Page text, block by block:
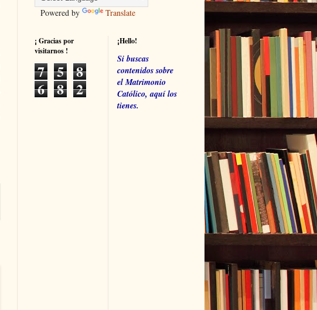
Powered by Translate
¡ Gracias por
visitarnos !
7 5 8
6 8 2
¡Hello!
Si buscas
contenidos sobre
el Matrimonio
Católico, aquí los
tienes.